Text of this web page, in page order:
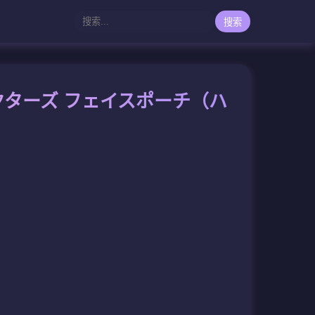
搜索
ーズ フェイスポーチ（ハ